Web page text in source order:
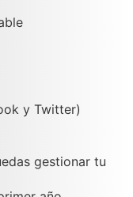
y Twitter)
gestionar tu